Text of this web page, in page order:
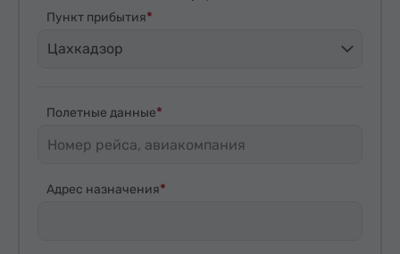
Пункт прибытия
Цахкадзор
Полетные данные
Адрес назначения